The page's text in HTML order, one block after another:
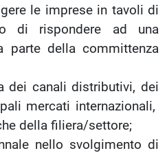
le imprese in tavoli di
di rispondere ad una
parte della committenza
canali distributivi, dei
mercati internazionali,
della filiera/settore;
nello svolgimento di